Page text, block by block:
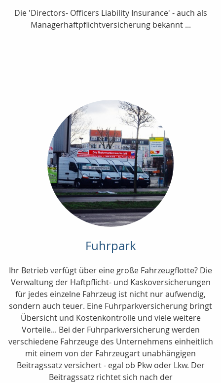
Die 'Directors- Officers Liability Insurance' - auch als
Managerhaftpflichtversicherung bekannt ...
Fuhrpark
Ihr Betrieb verfügt über eine große Fahrzeugflotte? Die
Verwaltung der Haftpflicht- und Kaskoversicherungen
für jedes einzelne Fahrzeug ist nicht nur aufwendig,
sondern auch teuer. Eine Fuhrparkversicherung bringt
Übersicht und Kostenkontrolle und viele weitere
Vorteile... Bei der Fuhrparkversicherung werden
verschiedene Fahrzeuge des Unternehmens einheitlich
mit einem von der Fahrzeugart unabhängigen
Beitragssatz versichert - egal ob Pkw oder Lkw. Der
Beitragssatz richtet sich nach der